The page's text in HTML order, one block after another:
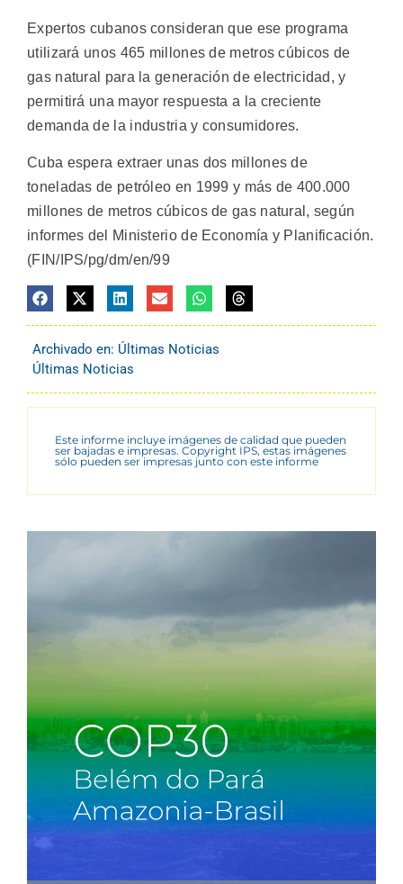
Expertos cubanos consideran que ese programa
utilizará unos 465 millones de metros cúbicos de
gas natural para la generación de electricidad, y
permitirá una mayor respuesta a la creciente
demanda de la industria y consumidores.
Cuba espera extraer unas dos millones de
toneladas de petróleo en 1999 y más de 400.000
millones de metros cúbicos de gas natural, según
informes del Ministerio de Economía y Planificación.
(FIN/IPS/pg/dm/en/99
Archivado en: Últimas Noticias
Últimas Noticias
Este informe incluye imágenes de calidad que pueden
ser bajadas e impresas. Copyright IPS, estas imágenes
sólo pueden ser impresas junto con este informe